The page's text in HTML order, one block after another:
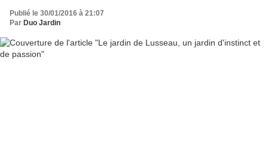
Publié le 30/01/2016 à 21:07
Par Duo Jardin